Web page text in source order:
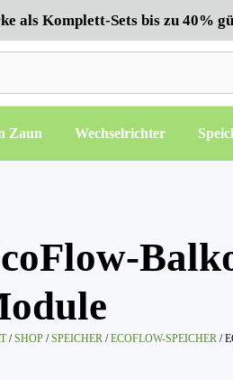
als Komplett-Sets bis zu 40%
Zaun Wechselrichter
/SHOP /SPEICHER /ECOFLOW-SPEICHER /